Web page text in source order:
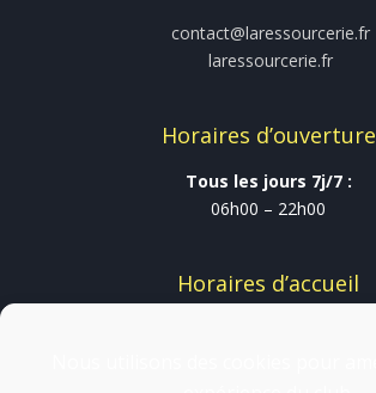
contact@laressourcerie.fr
laressourcerie.fr
Horaires d’ouverture
Tous les jours 7j/7 :
06h00 – 22h00
Horaires d’accueil